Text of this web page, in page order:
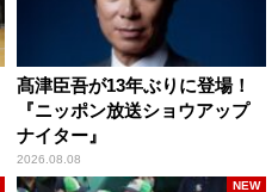
髙津臣吾が13年ぶりに登場！
『ニッポン放送ショウアップ
ナイター』
2026.08.08
NEW